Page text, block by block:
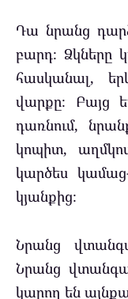
Դա նրանց
բարդ։ Ձկները
հասկանալ,
վարքը։ Բայց
դառնում,
կոպիտ,
կարծես
կյանքից։
Նրանց
Նրանց
կարող են